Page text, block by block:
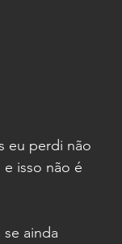
eu perdi não
isso não é
ainda